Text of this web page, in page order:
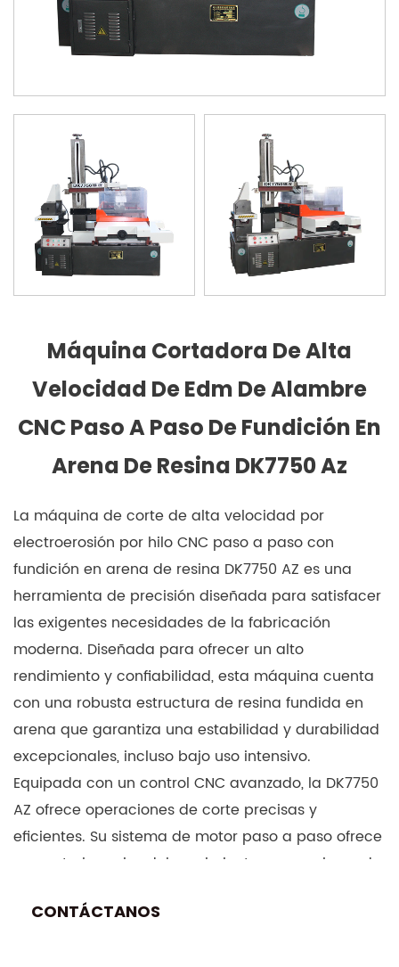
Máquina Cortadora De Alta
Velocidad De Edm De Alambre
CNC Paso A Paso De Fundición En
Arena De Resina DK7750 Az
La máquina de corte de alta velocidad por
electroerosión por hilo CNC paso a paso con
fundición en arena de resina DK7750 AZ es una
herramienta de precisión diseñada para satisfacer
las exigentes necesidades de la fabricación
moderna. Diseñada para ofrecer un alto
rendimiento y confiabilidad, esta máquina cuenta
con una robusta estructura de resina fundida en
arena que garantiza una estabilidad y durabilidad
excepcionales, incluso bajo uso intensivo.
Equipada con un control CNC avanzado, la DK7750
AZ ofrece operaciones de corte precisas y
eficientes. Su sistema de motor paso a paso ofrece
un control preciso del movimiento, proporcionando
capacidad de electroerosión por hilo (mecanizado
CONTÁCTANOS